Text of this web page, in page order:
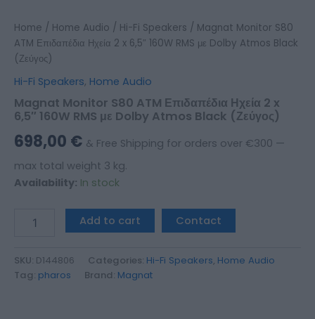
Home / Home Audio / Hi-Fi Speakers / Magnat Monitor S80
ATM Επιδαπέδια Ηχεία 2 x 6,5″ 160W RMS με Dolby Atmos Black
(Ζεύγος)
Hi-Fi Speakers, Home Audio
Magnat Monitor S80 ATM Επιδαπέδια Ηχεία 2 x
6,5″ 160W RMS με Dolby Atmos Black (Ζεύγος)
698,00 € & Free Shipping for orders over €300 —
max total weight 3 kg.
Availability: In stock
Add to cart Contact
SKU: D144806 Categories: Hi-Fi Speakers, Home Audio
Tag: pharos Brand: Magnat